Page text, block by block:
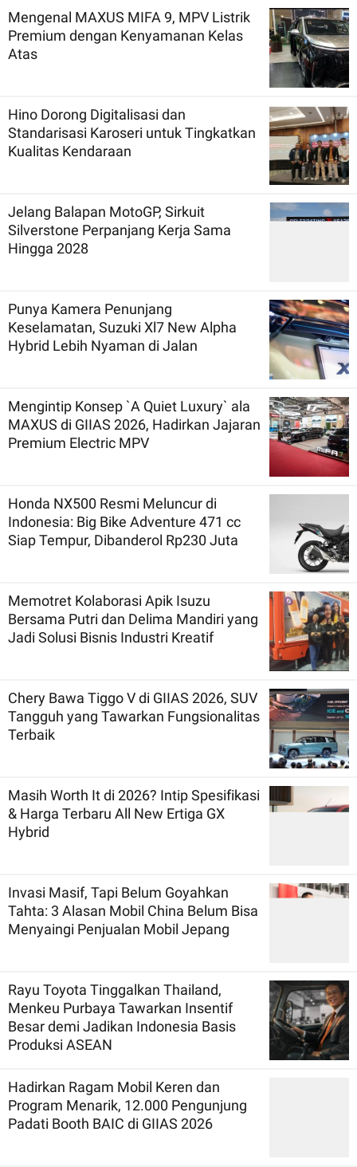
Mengenal MAXUS MIFA 9, MPV Listrik
Premium dengan Kenyamanan Kelas
Atas
Hino Dorong Digitalisasi dan
Standarisasi Karoseri untuk Tingkatkan
Kualitas Kendaraan
Jelang Balapan MotoGP, Sirkuit
Silverstone Perpanjang Kerja Sama
Hingga 2028
Punya Kamera Penunjang
Keselamatan, Suzuki Xl7 New Alpha
Hybrid Lebih Nyaman di Jalan
Mengintip Konsep `A Quiet Luxury` ala
MAXUS di GIIAS 2026, Hadirkan Jajaran
Premium Electric MPV
Honda NX500 Resmi Meluncur di
Indonesia: Big Bike Adventure 471 cc
Siap Tempur, Dibanderol Rp230 Juta
Memotret Kolaborasi Apik Isuzu
Bersama Putri dan Delima Mandiri yang
Jadi Solusi Bisnis Industri Kreatif
Chery Bawa Tiggo V di GIIAS 2026, SUV
Tangguh yang Tawarkan Fungsionalitas
Terbaik
Masih Worth It di 2026? Intip Spesifikasi
& Harga Terbaru All New Ertiga GX
Hybrid
Invasi Masif, Tapi Belum Goyahkan
Tahta: 3 Alasan Mobil China Belum Bisa
Menyaingi Penjualan Mobil Jepang
Rayu Toyota Tinggalkan Thailand,
Menkeu Purbaya Tawarkan Insentif
Besar demi Jadikan Indonesia Basis
Produksi ASEAN
Hadirkan Ragam Mobil Keren dan
Program Menarik, 12.000 Pengunjung
Padati Booth BAIC di GIIAS 2026